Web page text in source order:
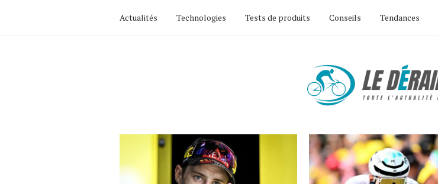
Actualités Technologies Tests de produits Conseils Tendances
Latest
posts